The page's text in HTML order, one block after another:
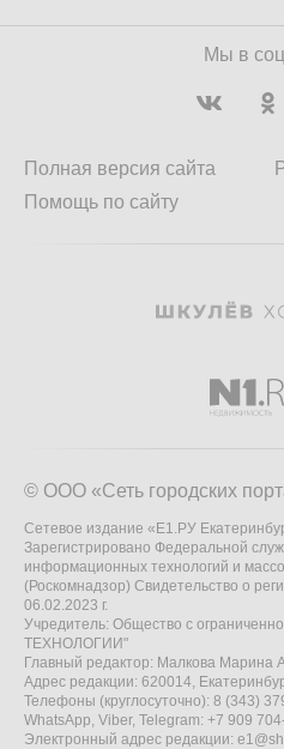
Мы в
Полная версия сайта
Помощь по сайту
© ООО «Сеть городских
Сетевое издание «Е1.РУ
Зарегистрировано Федеральной
информационных технологий и
(Роскомнадзор) Свидетельство о
06.02.2023 г.
Учредитель: Общество с
ТЕХНОЛОГИИ"
Главный редактор: Малкова Марина
Адрес редакции: 620014,
Телефоны (круглосуточно): 8 (343)
WhatsApp, Viber, Telegram: +7 909
Электронный адрес редакции: